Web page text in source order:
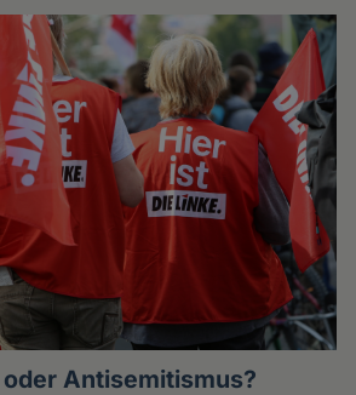
Antisemitismus?